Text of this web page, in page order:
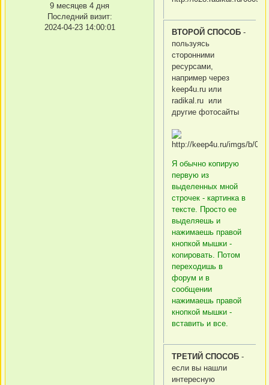
9 месяцев 4 дня
Последний визит:
2024-04-23 14:00:01
ВТОРОЙ СПОСОБ -
пользуясь
сторонними
ресурсами,
например через
keep4u.ru или
radikal.ru или
другие фотосайты
Я обычно копирую
первую из
выделенных мной
строчек - картинка в
тексте. Просто ее
выделяешь и
нажимаешь правой
кнопкой мышки -
копировать. Потом
переходишь в
форум и в
сообщении
нажимаешь правой
кнопкой мышки -
вставить и все.
ТРЕТИЙ СПОСОБ -
если вы нашли
интересную